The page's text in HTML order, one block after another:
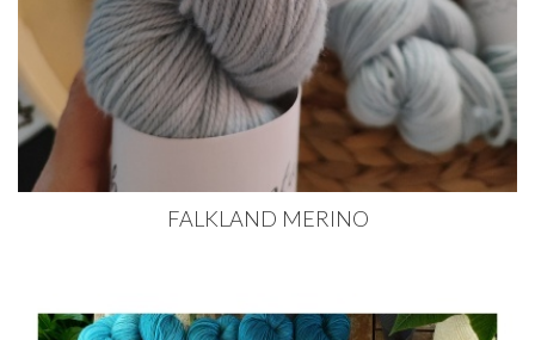
FALKLAND MERINO